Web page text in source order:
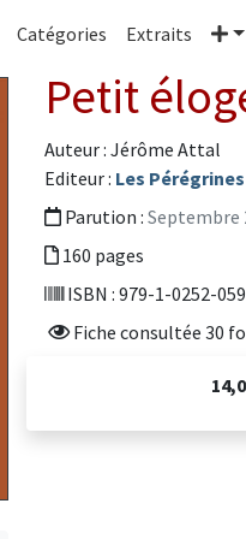
Catégories Extraits
Petit
Auteur : Jérôme Attal
Editeur : Les Pérégrines
Parution : Septembre
160 pages
ISBN : 979-1-0252-
Fiche consultée 30